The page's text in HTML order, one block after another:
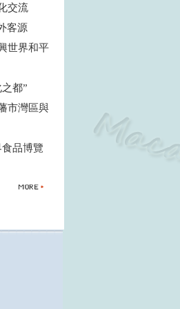
交流
客源
世界和平
都”
市灣區與
品博覽